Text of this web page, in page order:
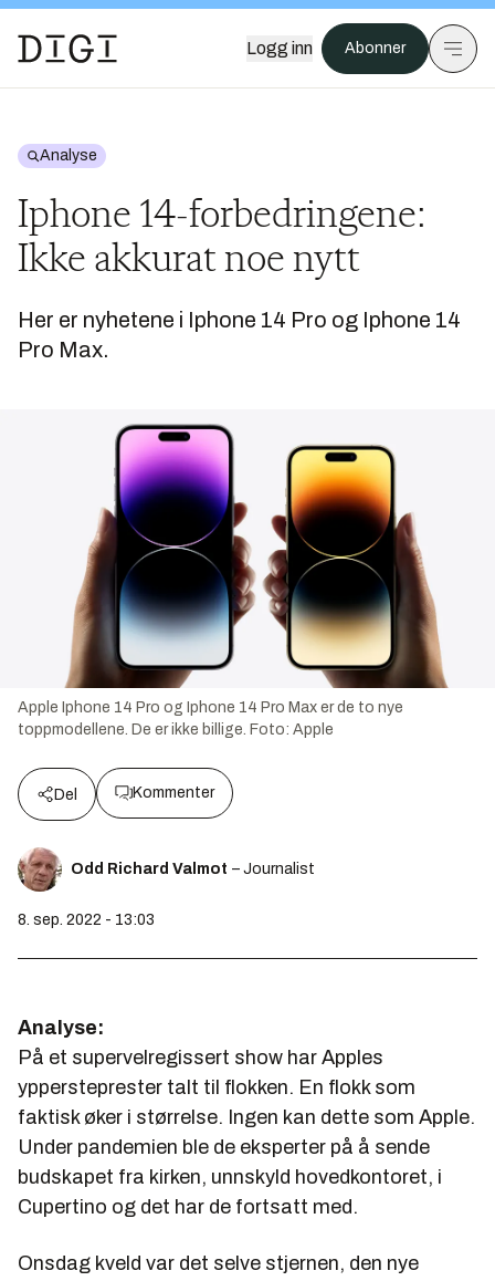
Logg inn Abonner
Analyse
Iphone 14-forbedringene:
Ikke akkurat noe nytt
Her er nyhetene i Iphone 14 Pro og Iphone 14
Pro Max.
Apple Iphone 14 Pro og Iphone 14 Pro Max er de to nye
toppmodellene. De er ikke billige. Foto: Apple
Del Kommenter
Odd Richard Valmot – Journalist
8. sep. 2022 - 13:03
Analyse:
På et supervelregissert show har Apples
yppersteprester talt til flokken. En flokk som
faktisk øker i størrelse. Ingen kan dette som Apple.
Under pandemien ble de eksperter på å sende
budskapet fra kirken, unnskyld hovedkontoret, i
Cupertino og det har de fortsatt med.
Onsdag kveld var det selve stjernen, den nye